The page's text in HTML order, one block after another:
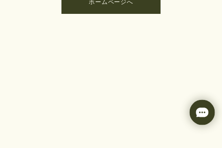
ホームページへ